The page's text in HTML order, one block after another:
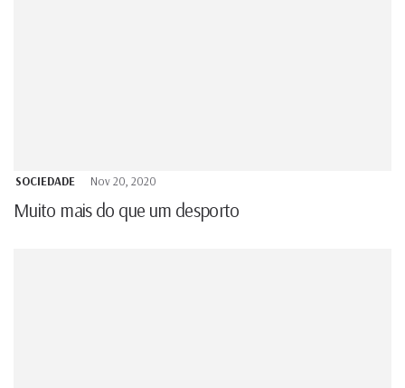
SOCIEDADE Nov 20, 2020
Muito mais do que um desporto